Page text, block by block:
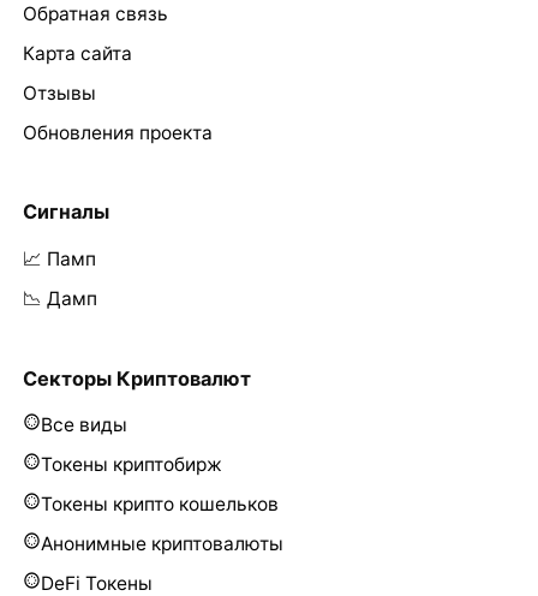
Обратная связь
Карта сайта
Отзывы
Обновления проекта
Сигналы
📈 Памп
📉 Дамп
Секторы Криптовалют
Все виды
Токены криптобирж
Токены крипто кошельков
Анонимные криптовалюты
DeFi Токены